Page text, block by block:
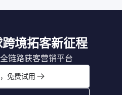
境拓客新征程
链路获客营销平台
免费试用